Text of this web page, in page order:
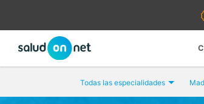
Todas las especialidades